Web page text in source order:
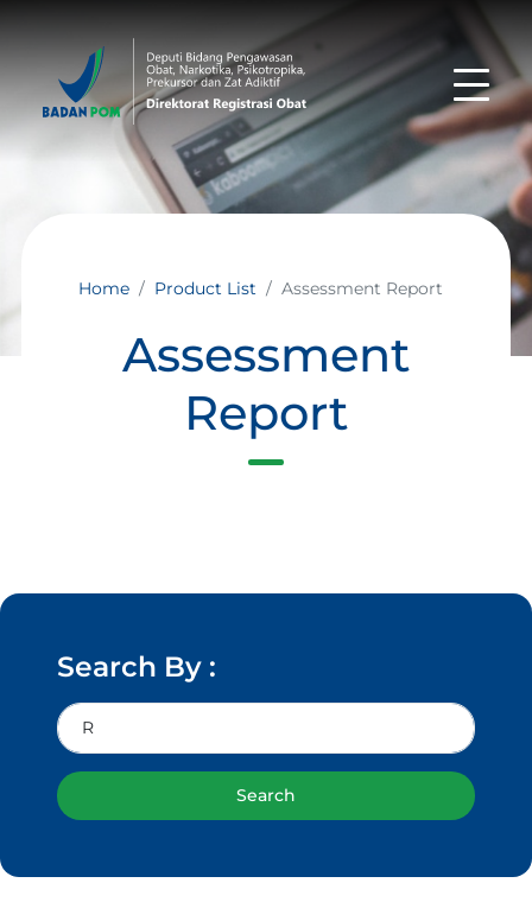
Home Product List Assessment Report
Assessment
Report
Search By :
Search